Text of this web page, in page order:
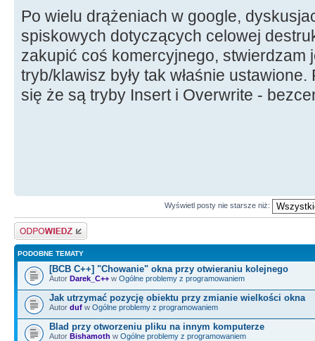
Po wielu drążeniach w google,
spiskowych dotyczących celowej
zakupić coś komercyjnego, stwierdzam
tryb/klawisz były tak właśnie
się że są tryby Insert i Overwrite -
Wyświetl posty nie starsze niż:
Odpowiedz
PODOBNE TEMATY
[BCB C++] "Chowanie" okna przy otwieraniu kolejnego
Autor Darek_C++ w Ogólne problemy z programowaniem
Jak utrzymać pozycję obiektu przy zmianie wielkości okna
Autor duf w Ogólne problemy z programowaniem
Blad przy otworzeniu pliku na innym komputerze
Autor Bishamoth w Ogólne problemy z programowaniem